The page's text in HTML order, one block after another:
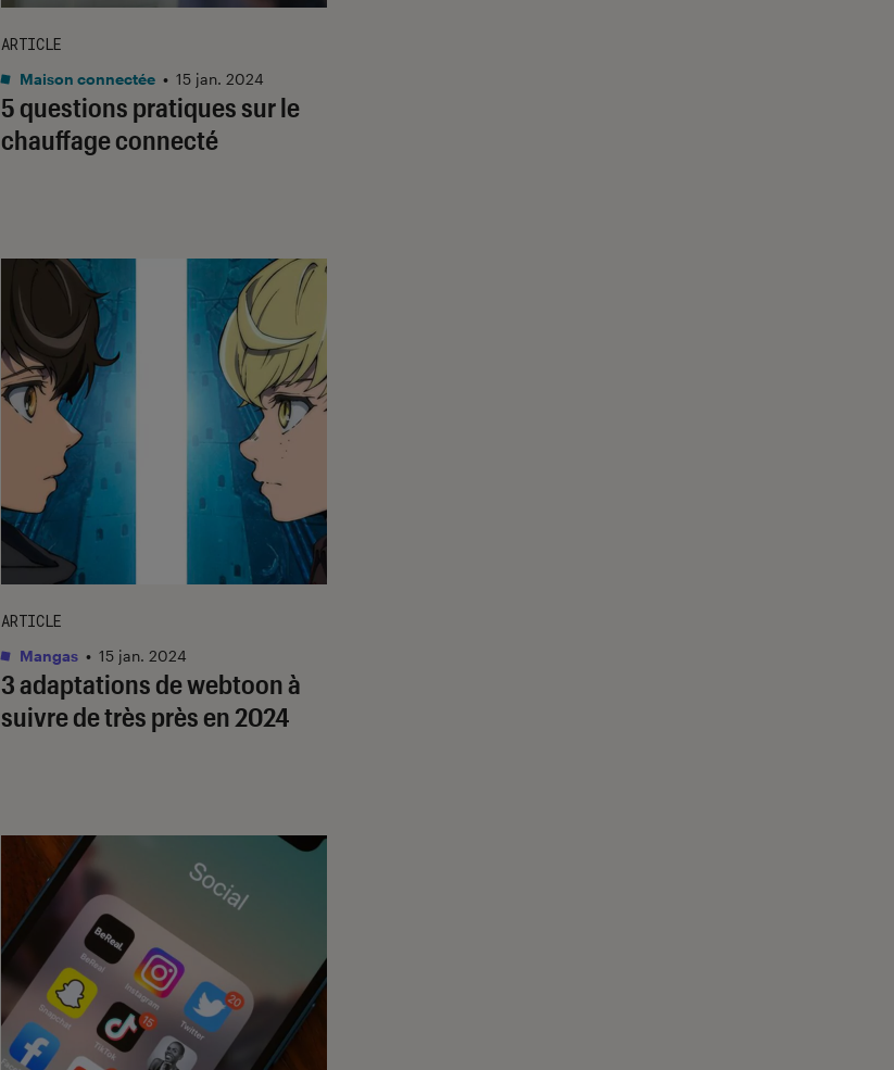
5 questions pratiques sur le
chauffage connecté
ARTICLE
Maison connectée • 15 jan. 2024
3 adaptations de webtoon à
suivre de très près en 2024
ARTICLE
Mangas • 15 jan. 2024